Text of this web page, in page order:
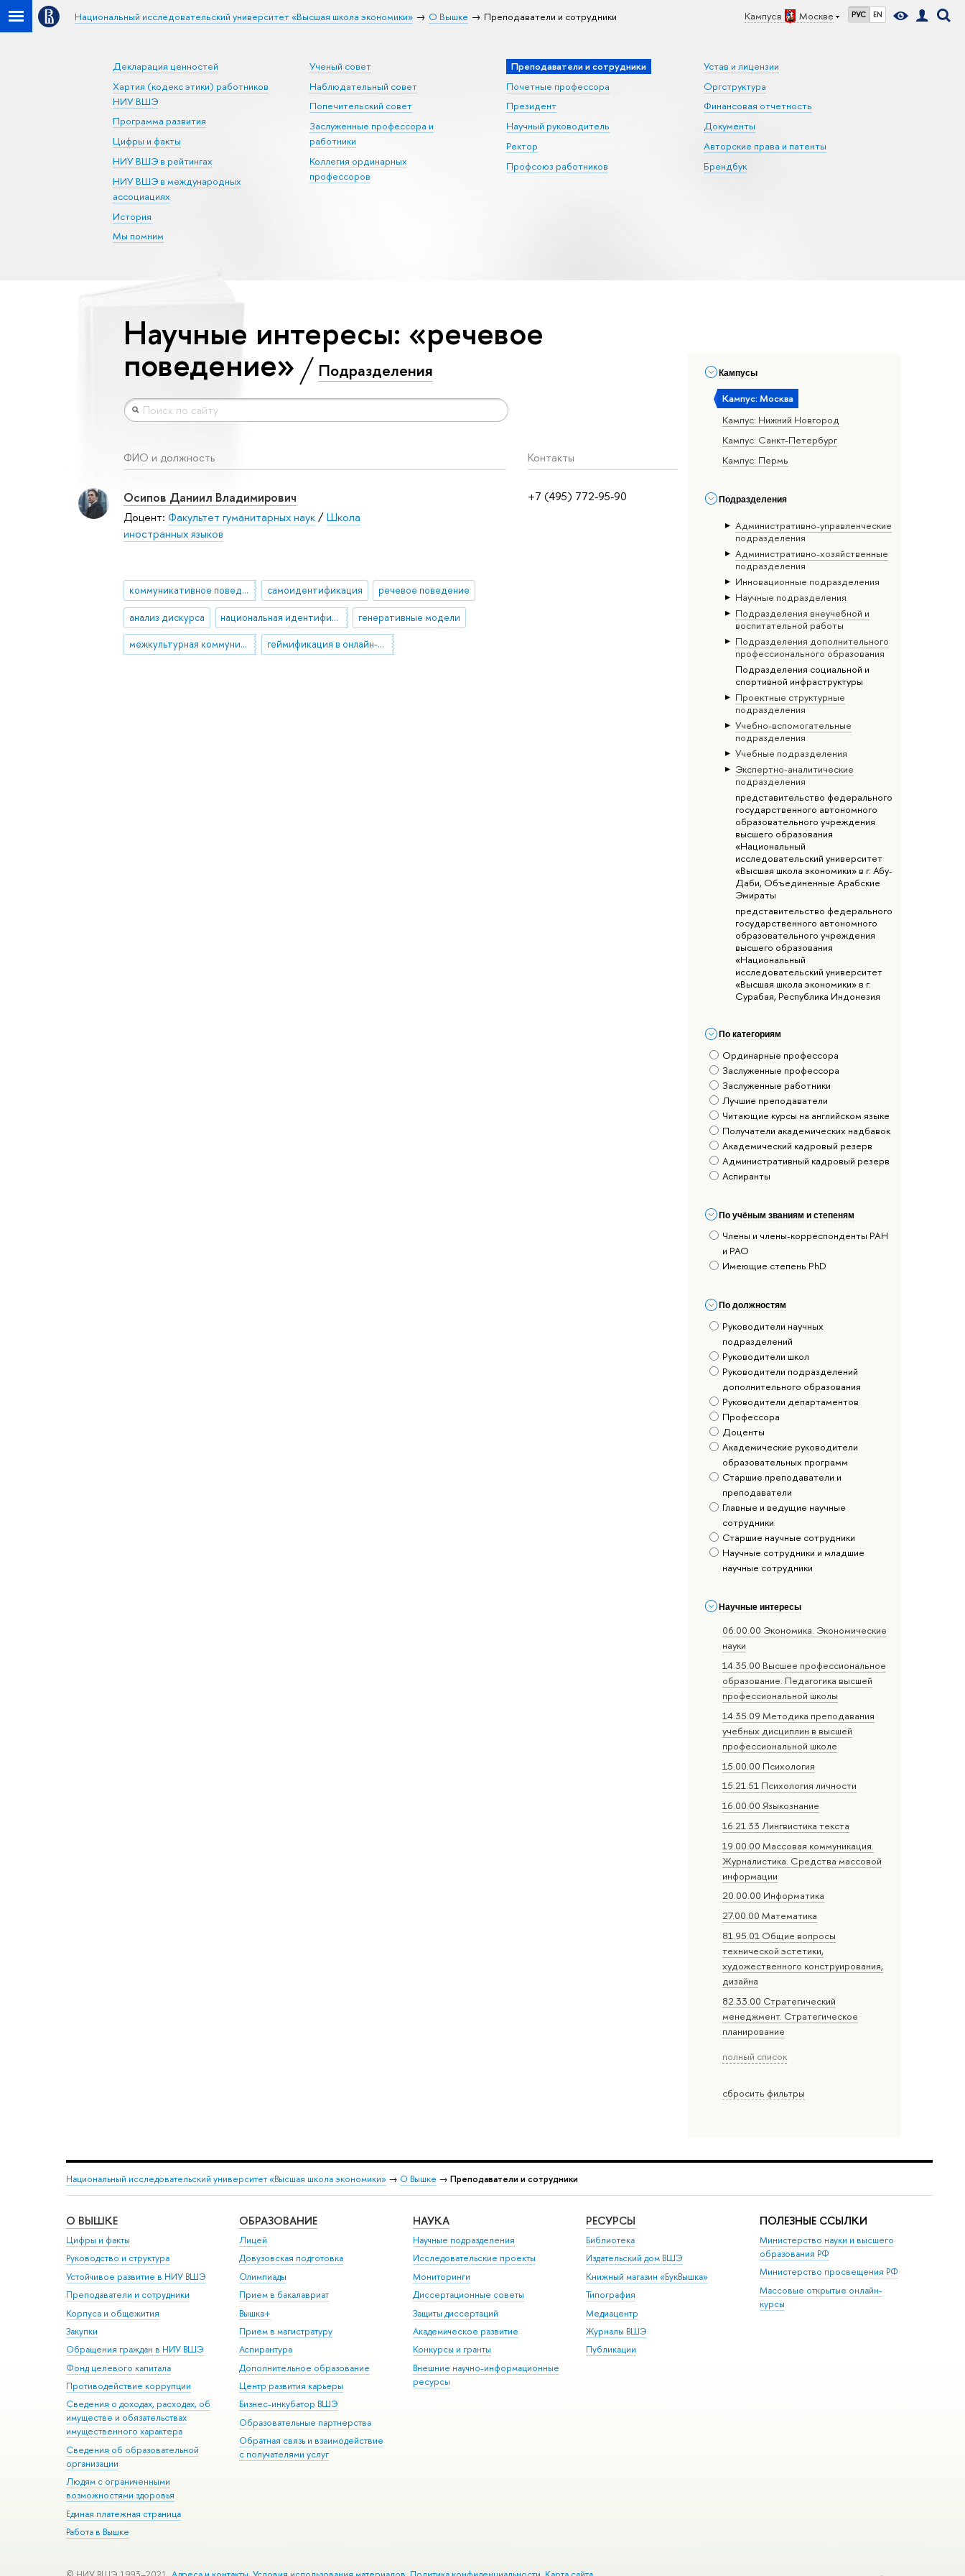
Кампус в Москве РУС EN
Национальный исследовательский университет «Высшая школа экономики» О Вышке Преподаватели и сотрудники
Декларация ценностей
Хартия (кодекс этики) работников
НИУ ВШЭ
Программа развития
Цифры и факты
НИУ ВШЭ в рейтингах
НИУ ВШЭ в международных
ассоциациях
История
Мы помним
Ученый совет
Наблюдательный совет
Попечительский совет
Заслуженные профессора и
работники
Коллегия ординарных
профессоров
Преподаватели и сотрудники
Почетные профессора
Президент
Научный руководитель
Ректор
Профсоюз работников
Устав и лицензии
Оргструктура
Финансовая отчетность
Документы
Авторские права и патенты
Брендбук
Кампусы
Кампус: Москва
Кампус: Нижний Новгород
Кампус: Санкт-Петербург
Кампус: Пермь
Подразделения
Административно-управленческие
подразделения
Административно-хозяйственные
подразделения
Инновационные подразделения
Научные подразделения
Подразделения внеучебной и
воспитательной работы
Подразделения дополнительного
профессионального образования
Подразделения социальной и
спортивной инфраструктуры
Проектные структурные
подразделения
Учебно-вспомогательные
подразделения
Учебные подразделения
Экспертно-аналитические
подразделения
представительство федерального
государственного автономного
образовательного учреждения
высшего образования
«Национальный
исследовательский университет
«Высшая школа экономики» в г. Абу-
Даби, Объединенные Арабские
Эмираты
представительство федерального
государственного автономного
образовательного учреждения
высшего образования
«Национальный
исследовательский университет
«Высшая школа экономики» в г.
Сурабая, Республика Индонезия
По категориям
Ординарные профессора
Заслуженные профессора
Заслуженные работники
Лучшие преподаватели
Читающие курсы на английском языке
Получатели академических надбавок
Академический кадровый резерв
Административный кадровый резерв
Аспиранты
По учёным званиям и степеням
Члены и члены-корреспонденты РАН
и РАО
Имеющие степень PhD
По должностям
Руководители научных
подразделений
Руководители школ
Руководители подразделений
дополнительного образования
Руководители департаментов
Профессора
Доценты
Академические руководители
образовательных программ
Старшие преподаватели и
преподаватели
Главные и ведущие научные
сотрудники
Старшие научные сотрудники
Научные сотрудники и младшие
научные сотрудники
Научные интересы
06.00.00 Экономика. Экономические
науки
14.35.00 Высшее профессиональное
образование. Педагогика высшей
профессиональной школы
14.35.09 Методика преподавания
учебных дисциплин в высшей
профессиональной школе
15.00.00 Психология
15.21.51 Психология личности
16.00.00 Языкознание
16.21.33 Лингвистика текста
19.00.00 Массовая коммуникация.
Журналистика. Средства массовой
информации
20.00.00 Информатика
27.00.00 Математика
81.95.01 Общие вопросы
технической эстетики,
художественного конструирования,
дизайна
82.33.00 Стратегический
менеджмент. Стратегическое
планирование
полный список
сбросить фильтры
Научные интересы: «речевое
поведение» Подразделения
ФИО и должность Контакты
+7 (495) 772-95-90
Осипов Даниил Владимирович
Доцент: Факультет гуманитарных наук/Школа
иностранных языков
коммуникативное поведение самоидентификация речевое поведение
анализ дискурса национальная идентификация генеративные модели
межкультурная коммуникация геймификация в онлайн-обучении
Национальный исследовательский университет «Высшая школа экономики» → О Вышке → Преподаватели и сотрудники
О ВЫШКЕ
Цифры и факты
Руководство и структура
Устойчивое развитие в НИУ ВШЭ
Преподаватели и сотрудники
Корпуса и общежития
Закупки
Обращения граждан в НИУ ВШЭ
Фонд целевого капитала
Противодействие коррупции
Сведения о доходах, расходах, об
имуществе и обязательствах
имущественного характера
Сведения об образовательной
организации
Людям с ограниченными
возможностями здоровья
Единая платежная страница
Работа в Вышке
ОБРАЗОВАНИЕ
Лицей
Довузовская подготовка
Олимпиады
Прием в бакалавриат
Вышка+
Прием в магистратуру
Аспирантура
Дополнительное образование
Центр развития карьеры
Бизнес-инкубатор ВШЭ
Образовательные партнерства
Обратная связь и взаимодействие
с получателями услуг
НАУКА
Научные подразделения
Исследовательские проекты
Мониторинги
Диссертационные советы
Защиты диссертаций
Академическое развитие
Конкурсы и гранты
Внешние научно-информационные
ресурсы
РЕСУРСЫ
Библиотека
Издательский дом ВШЭ
Книжный магазин «БукВышка»
Типография
Медиацентр
Журналы ВШЭ
Публикации
ПОЛЕЗНЫЕ ССЫЛКИ
Министерство науки и высшего
образования РФ
Министерство просвещения РФ
Массовые открытые онлайн-
курсы